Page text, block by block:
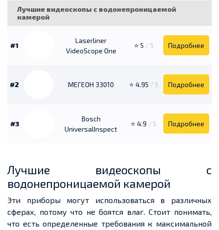
Лучшие видеоскопы с водонепроницаемой
камерой
#1
Laserliner
VideoScope One
⭐ 5 / 5 Подробнее
#2 МЕГЕОН 33010 ⭐ 4.95 / 5 Подробнее
#3
Bosch
UniversalInspect
⭐ 4.9 / 5 Подробнее
Лучшие видеоскопы с
водонепроницаемой камерой
Эти приборы могут использоваться в различных
сферах, потому что не боятся влаг. Стоит понимать,
что есть определенные требования к максимальной